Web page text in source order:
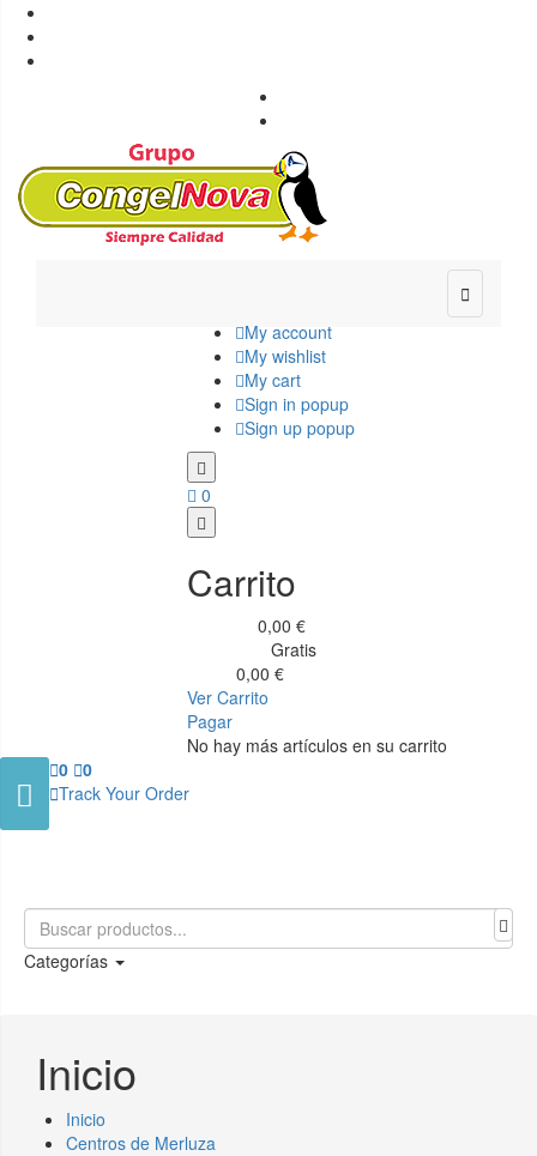

My account
My wishlist
My cart
Sign in popup
Sign up popup
0
Carrito
0,00 €
Gratis
0,00 €
Ver Carrito
Pagar
No hay más artículos en su carrito

Categorías
0 0
Track Your Order
Inicio
Inicio
Centros de Merluza